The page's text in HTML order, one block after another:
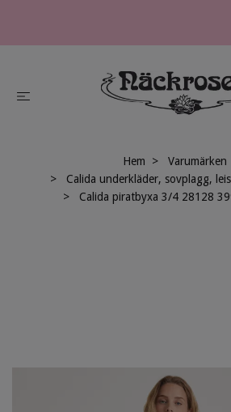
Hem
Varumärken
Calida underkläder, sovplagg,
Calida piratbyxa 3/4 28128